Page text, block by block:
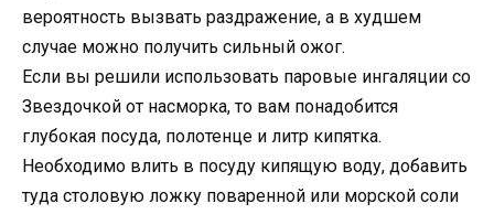
вероятность вызвать раздражение, а в худшем
случае можно получить сильный ожог.
Если вы решили использовать паровые ингаляции со
Звездочкой от насморка, то вам понадобится
глубокая посуда, полотенце и литр кипятка.
Необходимо влить в посуду кипящую воду, добавить
туда столовую ложку поваренной или морской соли